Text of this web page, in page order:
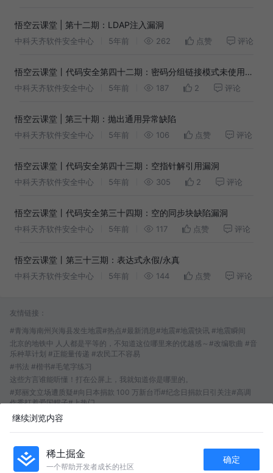
悟空云课堂 | 第十二期：LDAP注入漏洞
中科天齐软件安全中心 5年前 262 点赞 评论
悟空云课堂丨代码安全第四十二期：密码分组链接模式未使用随
机初始化矢量
中科天齐软件安全中心 5年前 187 2 评论
悟空云课堂 | 第三十期：抛出通用异常缺陷
中科天齐软件安全中心 5年前 106 点赞 评论
悟空云课堂丨代码安全第四十三期：空指针解引用漏洞
中科天齐软件安全中心 5年前 305 2 评论
悟空云课堂丨代码安全第三十四期：空的同步块缺陷漏洞
中科天齐软件安全中心 5年前 117 点赞 评论
悟空云课堂丨第三十三期：表达式永假/永真
中科天齐软件安全中心 5年前 144 点赞 评论
友情链接：
#青海海南州兴海县发生地震#热点#最新消息#地震#地震快讯 #地震瞬间
北京的地铁中 人人都是平等的，不知道这位哪里来的优越感～#改编歌曲 #音
乐种草计划 #正能量传递 #农民工不容易
#书法 #楷书#毛笔字练习
这些方言谁能听懂！打在公屏上，我就知道你是哪里的。
#郑丽文立场遭质疑#向日本捐款 100 万新台币#纪念日捐款日引关注#高调
作秀打着爱国幌子#上热门
老妈的早餐 起来9点了吃了又去睡 反常中午吃了也去睡了#珍惜老人在身边的
成是非用完金刚不坏神功的次数，殊不知没有使用上限 #武侠
我在即梦发现了一个超棒的故事！#性别反转变装-做同款 #即梦AI #视觉震
继续浏览内容
稀土掘金
一个帮助开发者成长的社区
确定